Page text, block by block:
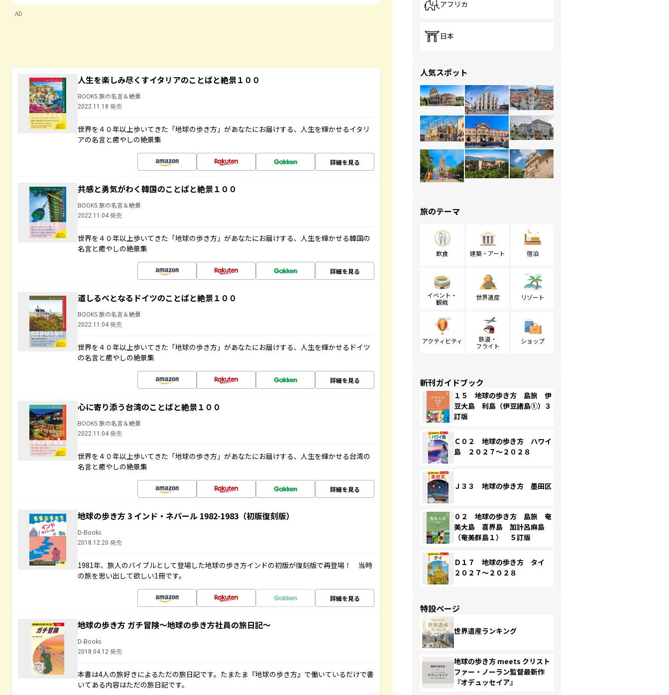
AD
人生を楽しみ尽くすイタリアのことばと絶景１００
BOOKS 旅の名言＆絶景
2022.11.18 発売
世界を４０年以上歩いてきた「地球の歩き方」があなたにお届けする、人生を輝かせるイタリ
アの名言と癒やしの絶景集
詳細を見る
共感と勇気がわく韓国のことばと絶景１００
BOOKS 旅の名言＆絶景
2022.11.04 発売
世界を４０年以上歩いてきた「地球の歩き方」があなたにお届けする、人生を輝かせる韓国の
名言と癒やしの絶景集
詳細を見る
道しるべとなるドイツのことばと絶景１００
BOOKS 旅の名言＆絶景
2022.11.04 発売
世界を４０年以上歩いてきた「地球の歩き方」があなたにお届けする、人生を輝かせるドイツ
の名言と癒やしの絶景集
詳細を見る
心に寄り添う台湾のことばと絶景１００
BOOKS 旅の名言＆絶景
2022.11.04 発売
世界を４０年以上歩いてきた「地球の歩き方」があなたにお届けする、人生を輝かせる台湾の
名言と癒やしの絶景集
詳細を見る
地球の歩き方 3 インド・ネパール 1982-1983（初版復刻版）
D-Books
2018.12.20 発売
1981年、旅人のバイブルとして登場した地球の歩き方インドの初版が復刻版で再登場！ 当時
の旅を思い出して欲しい1冊です。
詳細を見る
地球の歩き方 ガチ冒険～地球の歩き方社員の旅日記～
D-Books
2018.04.12 発売
本書は4人の旅好きによるただの旅日記です。たまたま『地球の歩き方』で働いているだけで書
いてある内容はただの旅日記です。
アフリカ
日本
人気スポット
旅のテーマ
飲食 建築・アート 宿泊
イベント・
観戦
世界遺産 リゾート
アクティビティ
鉄道・
フライト
ショップ
新刊ガイドブック
１５ 地球の歩き方 島旅 伊
豆大島 利島（伊豆諸島①）３
訂版
Ｃ０２ 地球の歩き方 ハワイ
島 ２０２７～２０２８
Ｊ３３ 地球の歩き方 墨田区
０２ 地球の歩き方 島旅 奄
美大島 喜界島 加計呂麻島
（奄美群島１） ５訂版
Ｄ１７ 地球の歩き方 タイ
２０２７～２０２８
特設ページ
世界遺産ランキング
地球の歩き方 meets クリスト
ファー・ノーラン監督最新作
『オデュッセイア』